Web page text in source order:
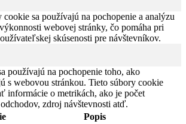
sa používajú na pochopenie a analýzu
webovej stránky, čo pomáha pri
skúsenosti pre návštevníkov.
používajú na pochopenie toho, ako
s webovou stránkou. Tieto súbory cookie
informácie o metrikách, ako je počet
zdroj návštevnosti atď.
Popis